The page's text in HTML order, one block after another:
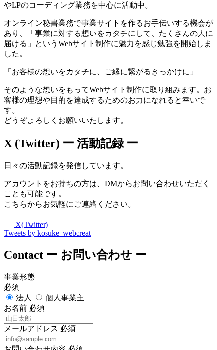
やLPのコーディング業務を中心に活動中。
オンライン秘書業務で事業サイトを作るお手伝いする機会が
あり、「事業に対する想いをカタチにして、たくさんの人に
届ける」というWebサイト制作に魅力を感じ勉強を開始しま
した。
「お客様の想いをカタチに、ご縁に繋がるきっかけに」
そのような想いをもってWebサイト制作に取り組みます。お
客様の理想や目的を達成するためのお力になれると幸いで
す。
どうぞよろしくお願いいたします。
X (Twitter) ー 活動記録 ー
日々の活動記録を発信しています。
アカウントをお持ちの方は、DMからお問い合わせいただく
ことも可能です。
こちらからお気軽にご連絡ください。
X(Twitter)
Tweets by kosuke_webcreat
Contact ー お問い合わせ ー
事業形態
必須
法人
個人事業主
お名前 必須
メールアドレス 必須